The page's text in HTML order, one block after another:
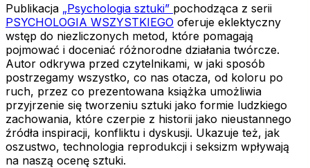
Publikacja „Psychologia sztuki” pochodząca z serii
PSYCHOLOGIA WSZYSTKIEGO oferuje eklektyczny
wstęp do niezliczonych metod, które pomagają
pojmować i doceniać różnorodne działania twórcze.
Autor odkrywa przed czytelnikami, w jaki sposób
postrzegamy wszystko, co nas otacza, od koloru po
ruch, przez co prezentowana książka umożliwia
przyjrzenie się tworzeniu sztuki jako formie ludzkiego
zachowania, które czerpie z historii jako nieustannego
źródła inspiracji, konfliktu i dyskusji. Ukazuje też, jak
oszustwo, technologia reprodukcji i seksizm wpływają
na naszą ocenę sztuki.